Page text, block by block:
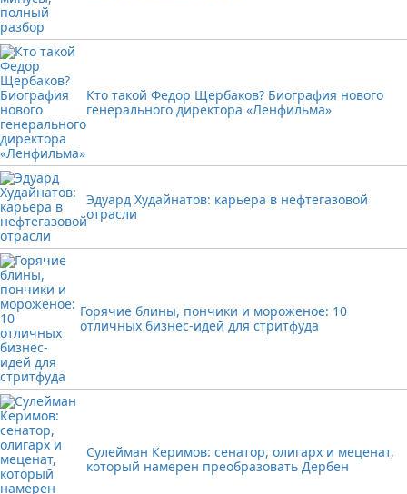
Кто такой Федор Щербаков? Биография нового
генерального директора «Ленфильма»
Эдуард Худайнатов: карьера в нефтегазовой
отрасли
Горячие блины, пончики и мороженое: 10
отличных бизнес-идей для стритфуда
Сулейман Керимов: сенатор, олигарх и меценат,
который намерен преобразовать Дербен